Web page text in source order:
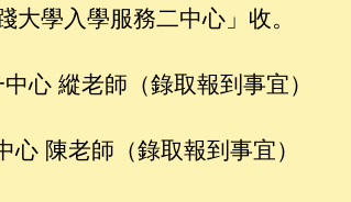
學入學服務二中心」收。
心 縱老師（錄取報到事宜）
陳老師（錄取報到事宜）